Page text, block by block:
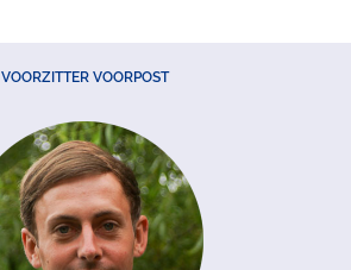
VOORZITTER VOORPOST